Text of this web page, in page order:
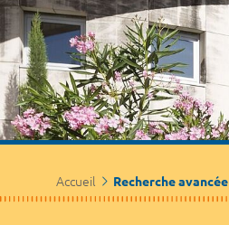
Accueil Recherche avancée